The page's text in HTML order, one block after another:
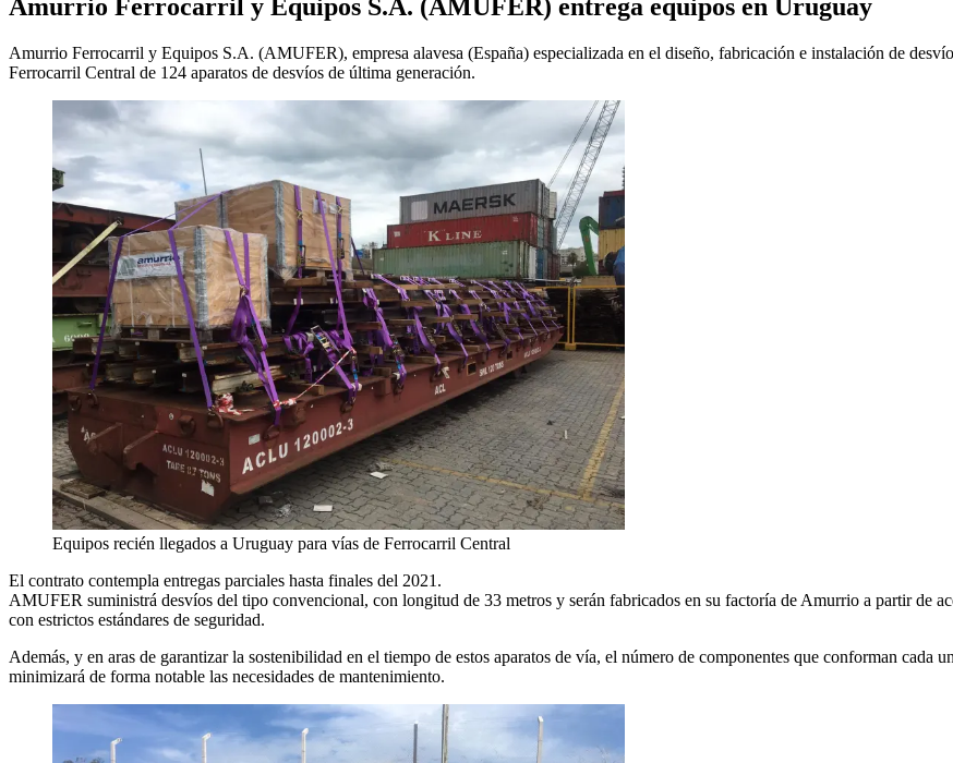
Amurrio Ferrocarril y Equipos S.A. (AMUFER) entrega equipos en Uruguay
Amurrio Ferrocarril y Equipos S.A. (AMUFER), empresa alavesa (España) especializada en el diseño, fabricación e instalación de
Ferrocarril Central de 124 aparatos de desvíos de última generación.
Equipos recién llegados a Uruguay para vías de Ferrocarril Central
El contrato contempla entregas parciales hasta finales del 2021.
AMUFER suministrá desvíos del tipo convencional, con longitud de 33 metros y serán fabricados en su factoría de Amurrio a partir de
con estrictos estándares de seguridad.
Además, y en aras de garantizar la sostenibilidad en el tiempo de estos aparatos de vía, el número de componentes que conforman cada
minimizará de forma notable las necesidades de mantenimiento.